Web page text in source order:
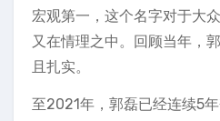
宏观第一，这个名字对于大
又在情理之中。回顾当年，
且扎实。
至2021年，郭磊已经连续5